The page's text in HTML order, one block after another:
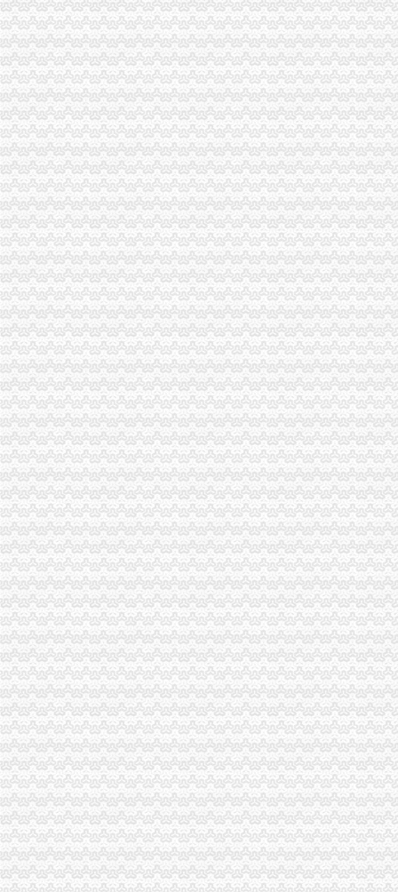
报关注册登记证地址变更
请问生意经的朋友,海关注册登记证书和报关注册登记证书是同一个么
海关报关注册登记证书过期几个月了,办理换证需要哪些资料？急！！
关注海关报关注册登记证书避免“小疏忽”带来通关不畅_新闻_南海网
现在海关报关注册登记证书到期了还要换证吗_政务咨询_浙江电子口岸
海关注册登记证书的变更
宁波海关对报关注册登记证书换证期限的规定-customhy的日志-网易
杭州海关：报关注册登记证书年检[]-报关员通关指南--育路报关
海关进出口货物收发货人报关注册登记证书-报关员通关指南--育路报关
海关进出口货物收发货人报关注册登记证书-外贸单证-福步外贸论坛
[华南]报关注册登记证书过期,急！--阿里巴巴外贸圈外贸论坛
急急急..找海关进出口报关注册登记证的失主_惊驾图文广告_新浪博客
《中华共和国海关报关企业报关注册登记证书》有效期限为_____
北京海关:中华共和国海关进出口货物收发货人报关注册登记证书
报关基本程序_女生学报关与国际货运_海关报关注册登记证书_
企业报关注册登记证书遗失登报电话_志趣网
东莞遗失报关注册登记证书登报电话-东莞日报分类广告部
报关注册登记-MBA智库百科
【广州报关注册登记证书遗失声明登报费用】价格,
【广州报关注册登记证书遗失声明登报公司】价格,
及时更换注册登记证
报关注册登记_互动百科
观典防务：关于获得海关报关单位注册登记证书的公告_观典防务（
请教关于进出口货物收发货人报关注册登记证书_烟台网上民声_胶东在
海关报关单位注册登记证书|资质荣誉|公司介绍|洛博塔重工机械设备
报关员辅导重点提炼：报关企业注册登记-报关员资格-无忧考网
办理海关注册登记、变更、注销等所需材料
进出口货物收发货人报关注册登记证书逾期怎么办?-知乎
报关企业注册登记许可
如何办理海关报关注册登记？【上海聚儒吧】_百度贴吧
中华共和国海关报关单位注册登记证书-莆田市德明机械制造有限
报关单位的注册登记-律快车报关商检
报关企业报关注册登记证书业务申请书（办事指南）_中华文本库
企业五证合一税务登记证后报关单位注册登记证书需要变更吗-91股票
海关报关单位注册登记证办理流程.doc-企业文件分享|开普云网盘-
(单选)报关企业报关注册登记证书和进出口收发货…-华陌网
生活小百科：海关进出口货物收发货人报关注册登记证变更人代表
中国共和国海关报关单位注册登记证书-资质荣誉-河北北光环
中华共和国海关报关单位注册登记证书-企业资质-成都利方路桥工
什么是报关单位？报关单位的注册登记-律快车报关商检
代理注册进出口货物收发货人报关注册登记证书-上海58同城
这是考报关员的考题,报关企业报关注册登记证书和进出口收发货人-
报关企业注册登记
海关提醒：进出口企业报关前别忘注册登记
【代办进出口货物收发货人报关注册登记证书,人卡,操作员卡】
报关企业注册登记许可延续-MBA智库文档